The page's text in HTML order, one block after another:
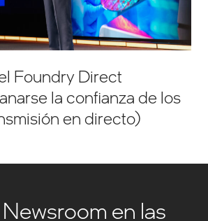
Foundry Direct
la confianza de los
en directo)
en las